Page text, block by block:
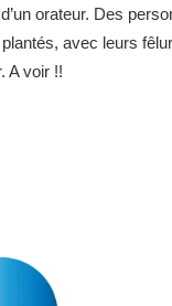
orateur. Des
avec leurs
A voir !!